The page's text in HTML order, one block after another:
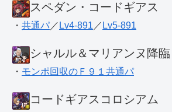
スペダン・コードギアス
・ 共通パ ／ Lv4-891 ／ Lv5-891
シャルル＆マリアンヌ降臨
・ モンポ回収のＦ９１共通パ
コードギアスコロシアム